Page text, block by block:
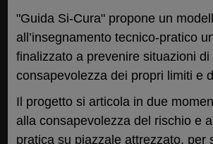
"Guida Si-Cura" propone un
all’insegnamento tecnico-pratico
finalizzato a prevenire situazioni
consapevolezza dei propri limiti e
Il progetto si articola in due
alla consapevolezza del rischio e
pratica su piazzale attrezzato,